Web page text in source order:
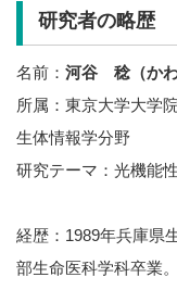
研究者の略歴
名前： 河谷 稔（か
所属：東京大学大
生体情報学分野
研究テーマ：光機能
経歴：1989年兵庫県
部生命医科学科卒業